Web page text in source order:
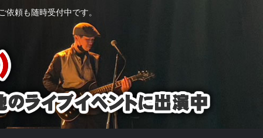
頼も随時受付中です。